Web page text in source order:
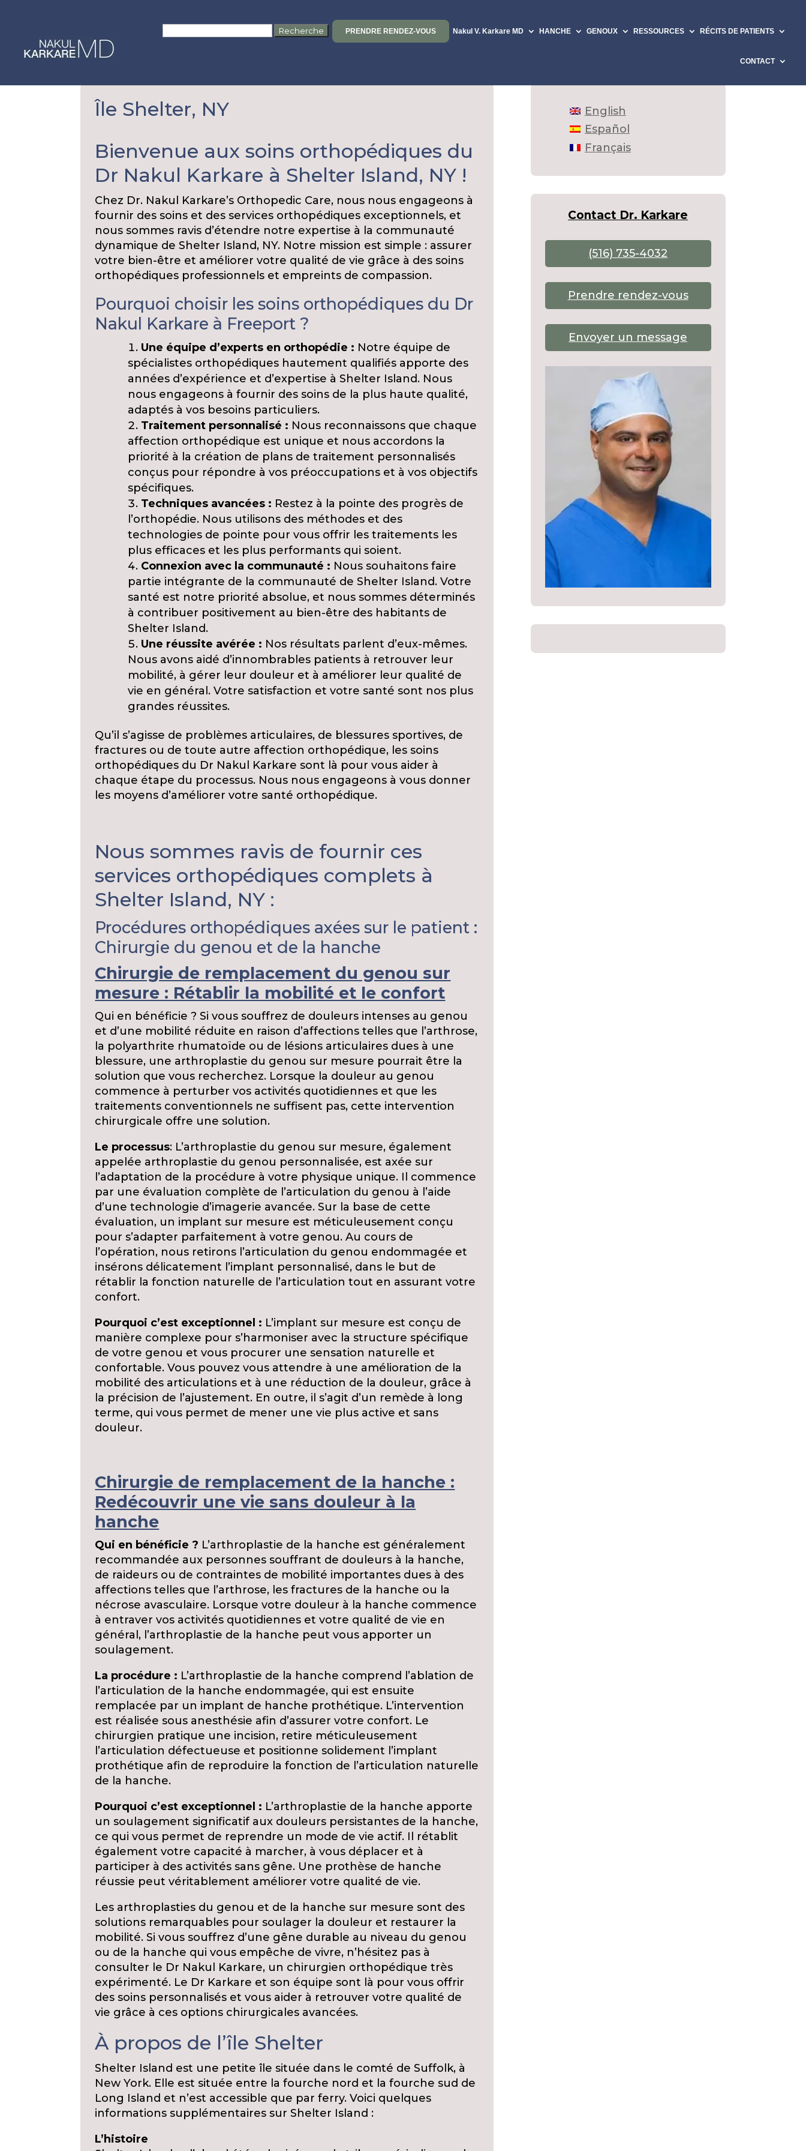
for:
PRENDRE RENDEZ-VOUS Nakul V. Karkare MD HANCHE GENOUX RESSOURCES RÉCITS DE PATIENTS
CONTACT
Île Shelter, NY
Bienvenue aux soins orthopédiques du
Dr Nakul Karkare à Shelter Island, NY !
Chez Dr. Nakul Karkare’s Orthopedic Care, nous nous engageons à
fournir des soins et des services orthopédiques exceptionnels, et
nous sommes ravis d’étendre notre expertise à la communauté
dynamique de Shelter Island, NY. Notre mission est simple : assurer
votre bien-être et améliorer votre qualité de vie grâce à des soins
orthopédiques professionnels et empreints de compassion.
Pourquoi choisir les soins orthopédiques du Dr
Nakul Karkare à Freeport ?
Une équipe d’experts en orthopédie : Notre équipe de
spécialistes orthopédiques hautement qualifiés apporte des
années d’expérience et d’expertise à Shelter Island. Nous
nous engageons à fournir des soins de la plus haute qualité,
adaptés à vos besoins particuliers.
Traitement personnalisé : Nous reconnaissons que chaque
affection orthopédique est unique et nous accordons la
priorité à la création de plans de traitement personnalisés
conçus pour répondre à vos préoccupations et à vos objectifs
spécifiques.
Techniques avancées : Restez à la pointe des progrès de
l’orthopédie. Nous utilisons des méthodes et des
technologies de pointe pour vous offrir les traitements les
plus efficaces et les plus performants qui soient.
Connexion avec la communauté : Nous souhaitons faire
partie intégrante de la communauté de Shelter Island. Votre
santé est notre priorité absolue, et nous sommes déterminés
à contribuer positivement au bien-être des habitants de
Shelter Island.
Une réussite avérée : Nos résultats parlent d’eux-mêmes.
Nous avons aidé d’innombrables patients à retrouver leur
mobilité, à gérer leur douleur et à améliorer leur qualité de
vie en général. Votre satisfaction et votre santé sont nos plus
grandes réussites.
Qu’il s’agisse de problèmes articulaires, de blessures sportives, de
fractures ou de toute autre affection orthopédique, les soins
orthopédiques du Dr Nakul Karkare sont là pour vous aider à
chaque étape du processus. Nous nous engageons à vous donner
les moyens d’améliorer votre santé orthopédique.
Nous sommes ravis de fournir ces
services orthopédiques complets à
Shelter Island, NY :
Procédures orthopédiques axées sur le patient :
Chirurgie du genou et de la hanche
Chirurgie de remplacement du genou sur
mesure : Rétablir la mobilité et le confort
Qui en bénéficie ? Si vous souffrez de douleurs intenses au genou
et d’une mobilité réduite en raison d’affections telles que l’arthrose,
la polyarthrite rhumatoïde ou de lésions articulaires dues à une
blessure, une arthroplastie du genou sur mesure pourrait être la
solution que vous recherchez. Lorsque la douleur au genou
commence à perturber vos activités quotidiennes et que les
traitements conventionnels ne suffisent pas, cette intervention
chirurgicale offre une solution.
Le processus: L’arthroplastie du genou sur mesure, également
appelée arthroplastie du genou personnalisée, est axée sur
l’adaptation de la procédure à votre physique unique. Il commence
par une évaluation complète de l’articulation du genou à l’aide
d’une technologie d’imagerie avancée. Sur la base de cette
évaluation, un implant sur mesure est méticuleusement conçu
pour s’adapter parfaitement à votre genou. Au cours de
l’opération, nous retirons l’articulation du genou endommagée et
insérons délicatement l’implant personnalisé, dans le but de
rétablir la fonction naturelle de l’articulation tout en assurant votre
confort.
Pourquoi c’est exceptionnel : L’implant sur mesure est conçu de
manière complexe pour s’harmoniser avec la structure spécifique
de votre genou et vous procurer une sensation naturelle et
confortable. Vous pouvez vous attendre à une amélioration de la
mobilité des articulations et à une réduction de la douleur, grâce à
la précision de l’ajustement. En outre, il s’agit d’un remède à long
terme, qui vous permet de mener une vie plus active et sans
douleur.
Chirurgie de remplacement de la hanche :
Redécouvrir une vie sans douleur à la
hanche
Qui en bénéficie ? L’arthroplastie de la hanche est généralement
recommandée aux personnes souffrant de douleurs à la hanche,
de raideurs ou de contraintes de mobilité importantes dues à des
affections telles que l’arthrose, les fractures de la hanche ou la
nécrose avasculaire. Lorsque votre douleur à la hanche commence
à entraver vos activités quotidiennes et votre qualité de vie en
général, l’arthroplastie de la hanche peut vous apporter un
soulagement.
La procédure : L’arthroplastie de la hanche comprend l’ablation de
l’articulation de la hanche endommagée, qui est ensuite
remplacée par un implant de hanche prothétique. L’intervention
est réalisée sous anesthésie afin d’assurer votre confort. Le
chirurgien pratique une incision, retire méticuleusement
l’articulation défectueuse et positionne solidement l’implant
prothétique afin de reproduire la fonction de l’articulation naturelle
de la hanche.
Pourquoi c’est exceptionnel : L’arthroplastie de la hanche apporte
un soulagement significatif aux douleurs persistantes de la hanche,
ce qui vous permet de reprendre un mode de vie actif. Il rétablit
également votre capacité à marcher, à vous déplacer et à
participer à des activités sans gêne. Une prothèse de hanche
réussie peut véritablement améliorer votre qualité de vie.
Les arthroplasties du genou et de la hanche sur mesure sont des
solutions remarquables pour soulager la douleur et restaurer la
mobilité. Si vous souffrez d’une gêne durable au niveau du genou
ou de la hanche qui vous empêche de vivre, n’hésitez pas à
consulter le Dr Nakul Karkare, un chirurgien orthopédique très
expérimenté. Le Dr Karkare et son équipe sont là pour vous offrir
des soins personnalisés et vous aider à retrouver votre qualité de
vie grâce à ces options chirurgicales avancées.
À propos de l’île Shelter
Shelter Island est une petite île située dans le comté de Suffolk, à
New York. Elle est située entre la fourche nord et la fourche sud de
Long Island et n’est accessible que par ferry. Voici quelques
informations supplémentaires sur Shelter Island :
L’histoire
English
Español
Français
Contact Dr. Karkare
(516) 735-4032
Prendre rendez-vous
Envoyer un message